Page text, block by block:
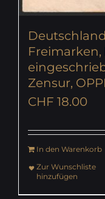
Freimarken,
Zensur,
CHF 18.00
In den Warenkorb
Zur Wunschliste
hinzufügen